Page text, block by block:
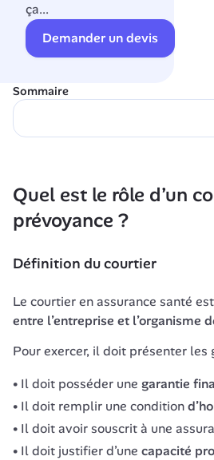
ça...
Demander un devis
Sommaire
Quel est le rôle d’un
prévoyance ?
Définition du courtier
Le courtier en assurance santé
entre l’entreprise et l’organisme
Pour exercer, il doit présenter les
Il doit posséder une garantie
Il doit remplir une condition
Il doit avoir souscrit à une
Il doit justifier d’une capacité